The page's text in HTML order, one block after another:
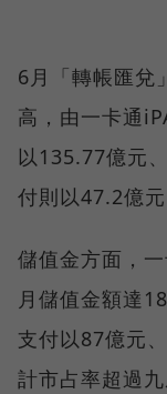
6月「轉帳匯兌
高，由一卡通
以135.77億元
付則以47.2億
儲值金方面，
月儲值金額達
支付以87億元
計市占率超過